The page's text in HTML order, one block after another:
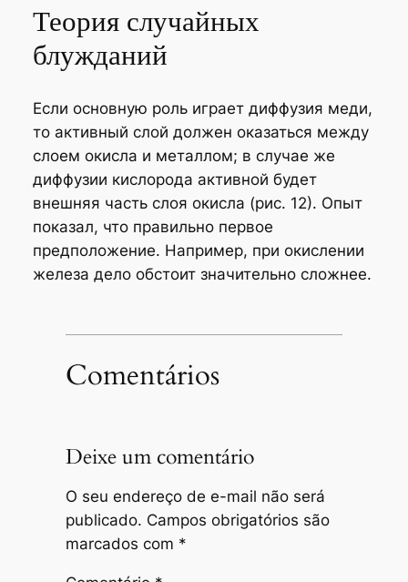
Теория случайных
блужданий
Если основную роль играет диффузия меди,
то активный слой должен оказаться между
слоем окисла и металлом; в случае же
диффузии кислорода активной будет
внешняя часть слоя окисла (рис. 12). Опыт
показал, что правильно первое
предположение. Например, при окислении
железа дело обстоит значительно сложнее.
Comentários
Deixe um comentário
O seu endereço de e-mail não será
publicado. Campos obrigatórios são
marcados com *